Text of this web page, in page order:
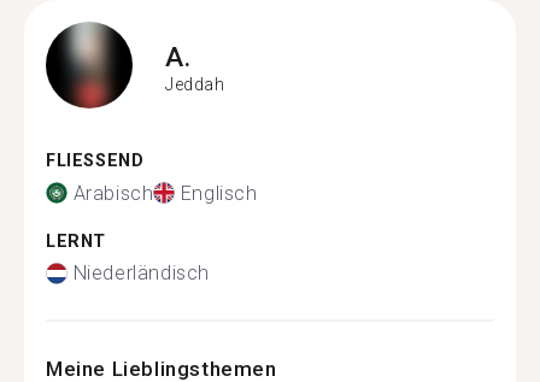
A.
Jeddah
FLIESSEND
Arabisch Englisch
LERNT
Niederländisch
Meine Lieblingsthemen